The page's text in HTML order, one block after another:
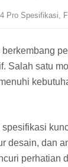
Pro Spesifikasi,
Salah satu
desain, dan
perhatian